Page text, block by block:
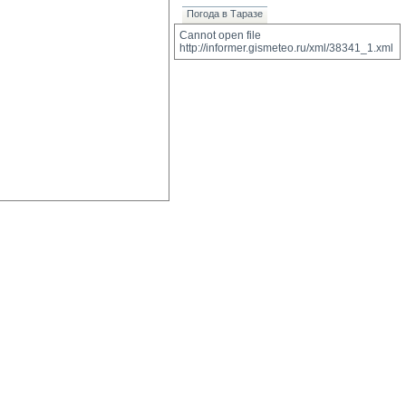
Погода в Таразе
Cannot open file
http://informer.gismeteo.ru/xml/38341_1.xml